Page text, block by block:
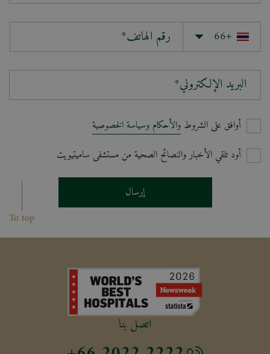
البريد الإلكتروني*
أوافق على الشروط والأحكام وسياسة الخصوصية
أود تلقي الأخبار والنصائح الصحية من مستشفى ساميتيويت
إرسال
To top
اتصل بنا